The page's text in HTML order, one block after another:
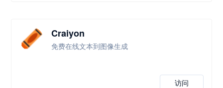
Craiyon
免费在线文本到图像生成
访问